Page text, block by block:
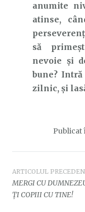
anumite
atinse,
să
nevoie și
bune?
zilnic, și
Publicat
Navigare
în
ARTICOLUL
MERGI CU
ȚI COPIII CU TINE!